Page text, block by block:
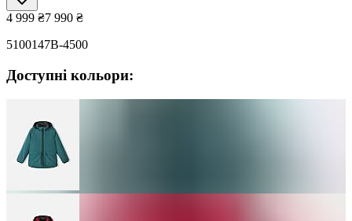
4 999 ₴7 990 ₴
5100147B-4500
Доступні кольори: